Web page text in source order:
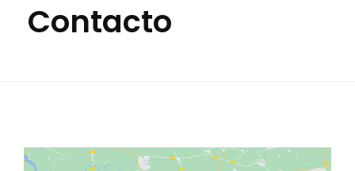
Contacto